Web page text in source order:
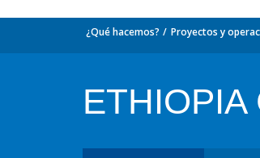
¿Qué hacemos? Proyectos y